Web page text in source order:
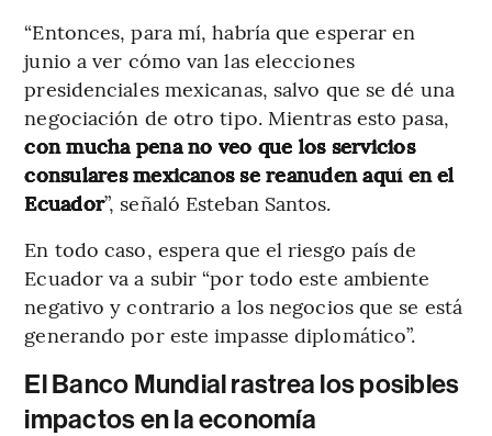
“Entonces, para mí, habría que esperar en
junio a ver cómo van las elecciones
presidenciales mexicanas, salvo que se dé una
negociación de otro tipo. Mientras esto pasa,
con mucha pena no veo que los servicios
consulares mexicanos se reanuden aquí en el
Ecuador”, señaló Esteban Santos.
En todo caso, espera que el riesgo país de
Ecuador va a subir “por todo este ambiente
negativo y contrario a los negocios que se está
generando por este impasse diplomático”.
El Banco Mundial rastrea los posibles
impactos en la economía